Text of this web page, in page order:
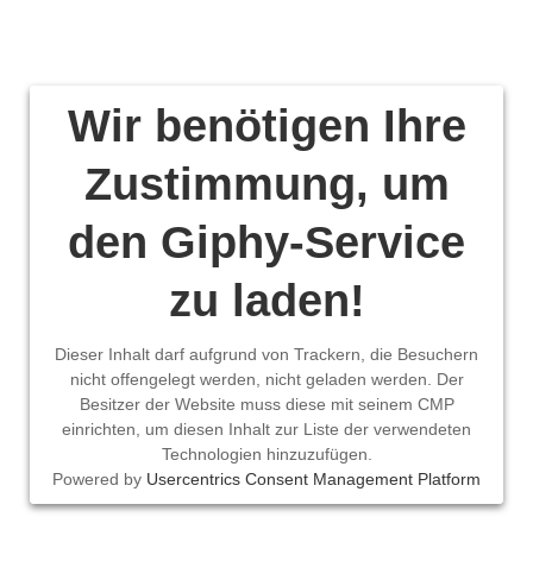
Wir benötigen Ihre
Zustimmung, um
den Giphy-Service
zu laden!
Dieser Inhalt darf aufgrund von Trackern, die Besuchern
nicht offengelegt werden, nicht geladen werden. Der
Besitzer der Website muss diese mit seinem CMP
einrichten, um diesen Inhalt zur Liste der verwendeten
Technologien hinzuzufügen.
Powered by Usercentrics Consent Management Platform